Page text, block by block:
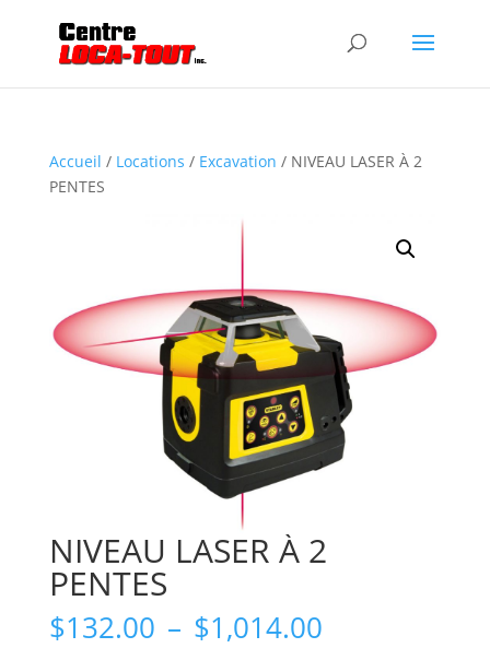
Accueil / Locations / Excavation / NIVEAU LASER À 2
PENTES
NIVEAU LASER À 2
PENTES
$132.00 – $1,014.00Plage